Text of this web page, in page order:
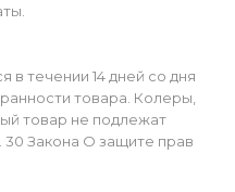
в течении 14 дней со дня
товара. Колеры,
товар не подлежат
30 Закона О защите прав